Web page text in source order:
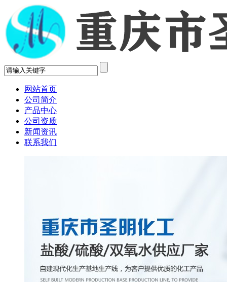
网站首页
公司简介
产品中心
公司资质
新闻资讯
联系我们